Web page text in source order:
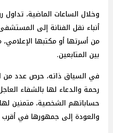
وخلال الساعات الماضية، تداول
أنباء نقل الفنانة إلى
من أسرتها أو مكتبها
بين المتابعين.
في السياق ذاته، حرص عدد من
رحمة والدعاء لها بالشفاء
حساباتهم الشخصية، متمنين
والعودة إلى جمهورها في